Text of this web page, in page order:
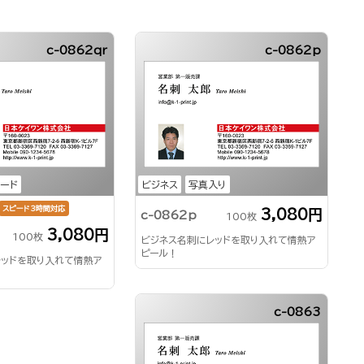
ド
c-0862qr
スピード3時間対応
100枚 3,080円
ドを取り入れて情熱ア
ビジネス 写真入り
c-0862p
c-0862p 100枚 3,080円
ビジネス名刺にレッドを取り入れて情熱ア
ピール！
c-0863